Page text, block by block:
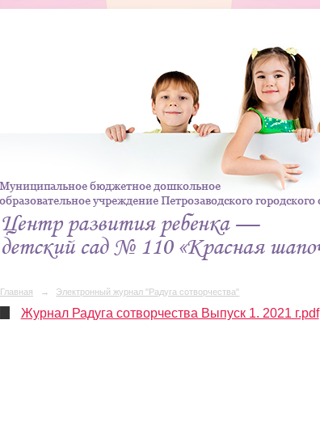
Главная → Электронный журнал "Радуга сотворчества"
Журнал Радуга сотворчества Выпуск 1. 2021 г.pdf